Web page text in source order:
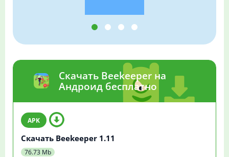
Скачать Beekeeper на
Андроид бесплатно
Скачать Beekeeper 1.11
76.73 Mb